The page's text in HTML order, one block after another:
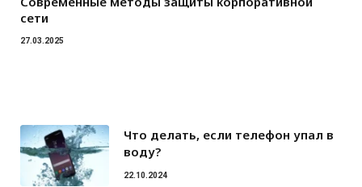
сети
27.03.2025
Что делать, если телефон упал в
воду?
22.10.2024